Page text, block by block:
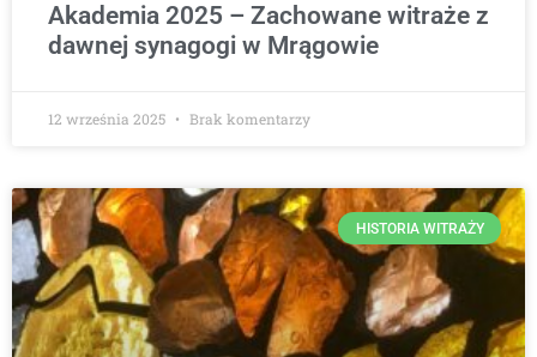
Akademia 2025 – Zachowane witraże z
dawnej synagogi w Mrągowie
12 września 2025 Brak komentarzy
HISTORIA WITRAŻY